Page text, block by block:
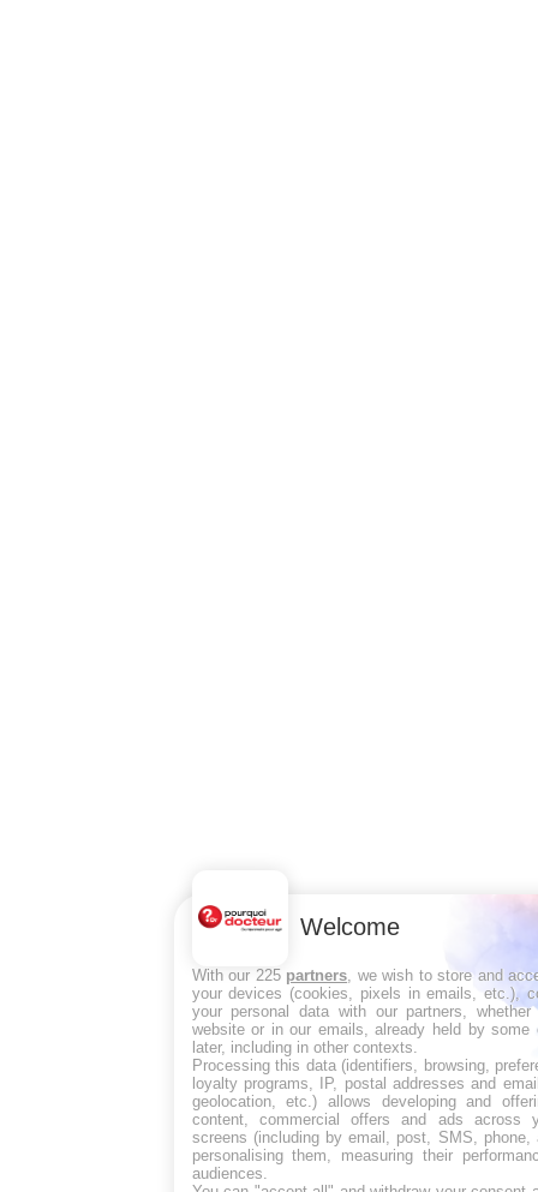
Welcome
With our 225 partners , we wish to store and
your devices (cookies, pixels in emails, etc.),
your personal data with our partners,
website or in our emails, already held by some
later, including in other contexts.
Processing this data (identifiers, browsing,
loyalty programs, IP, postal addresses and
geolocation, etc.) allows developing and
content, commercial offers and ads across
screens (including by email, post, SMS, phone,
personalising them, measuring their
audiences.